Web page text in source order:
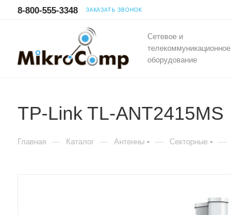
8-800-555-3348 ЗАКАЗАТЬ ЗВОНОК
Сетевое и
телекоммуникационное
оборудование
TP-Link TL-ANT2415MS
Главная — Каталог — Антенны — Секторные —